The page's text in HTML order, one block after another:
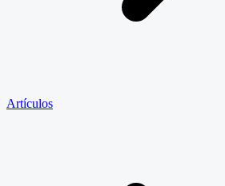
Artículos